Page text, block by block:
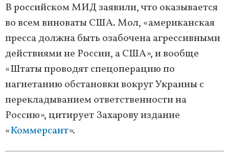
В российском МИД заявили, что оказывается
во всем виноваты США. Мол, «американская
пресса должна быть озабочена агрессивными
действиями не России, а США», и вообще
«Штаты проводят спецоперацию по
нагнетанию обстановки вокруг Украины с
перекладыванием ответственности на
Россию», цитирует Захарову издание
«Коммерсант».